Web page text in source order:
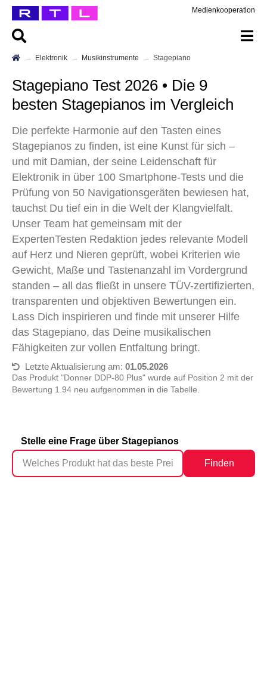
Medienkooperation
Elektronik Musikinstrumente Stagepiano
Stagepiano Test 2026 • Die 9
besten Stagepianos im Vergleich
Die perfekte Harmonie auf den Tasten eines
Stagepianos zu finden, ist eine Kunst für sich –
und mit Damian, der seine Leidenschaft für
Elektronik in über 100 Smartphone-Tests und die
Prüfung von 50 Navigationsgeräten bewiesen hat,
tauchst Du tief ein in die Welt der Klangvielfalt.
Unser Team hat gemeinsam mit der
ExpertenTesten Redaktion jedes relevante Modell
auf Herz und Nieren geprüft, wobei Kriterien wie
Gewicht, Maße und Tastenanzahl im Vordergrund
standen – all das fließt in unsere TÜV-zertifizierten,
transparenten und objektiven Bewertungen ein.
Lass Dich inspirieren und finde mit unserer Hilfe
das Stagepiano, das Deine musikalischen
Fähigkeiten zur vollen Entfaltung bringt.
Letzte Aktualisierung am: 01.05.2026
Das Produkt "Donner DDP-80 Plus" wurde auf Position 2 mit der
Bewertung 1.94 neu aufgenommen in die Tabelle.
Stelle eine Frage über Stagepianos
Finden